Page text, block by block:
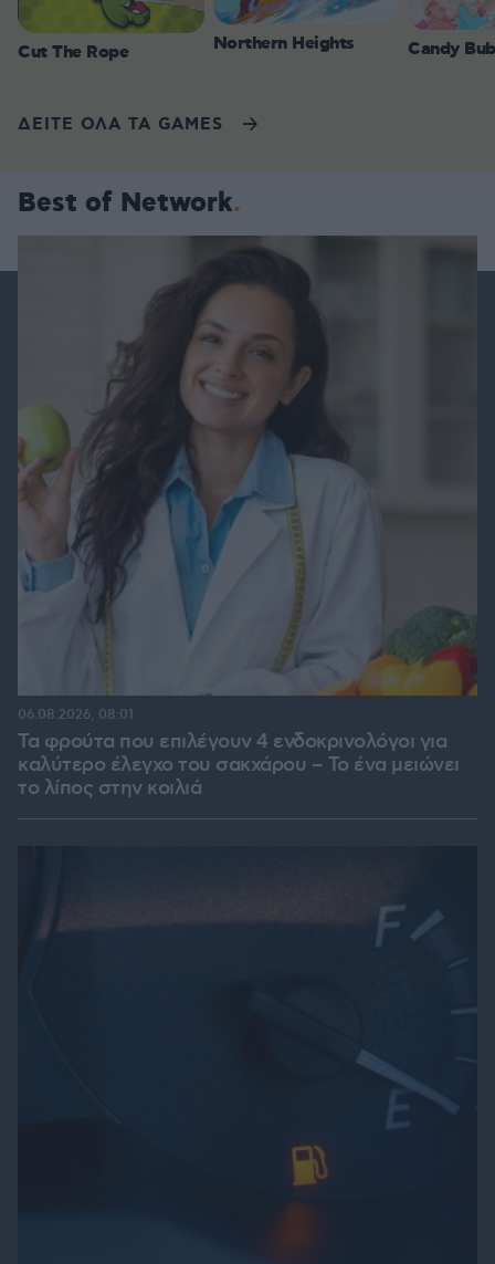
Cut The Rope Northern Heights Candy
ΔΕΙΤΕ ΟΛΑ ΤΑ GAMES
Best of Network
Τα φρούτα που επιλέγουν 4 ενδοκρινολόγοι για
καλύτερο έλεγχο του σακχάρου – Το ένα μειώνει
το λίπος στην κοιλιά
06.08.2026, 08:01